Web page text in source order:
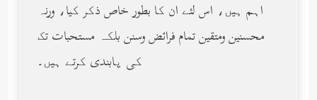
اہم ہیں، اس لئے ان کا بطور خاص ذکر کیا، ورنہ
محسنین ومتقین تمام فرائض وسنن بلکہ مستحبات تک
کی پابندی کرتے ہیں۔